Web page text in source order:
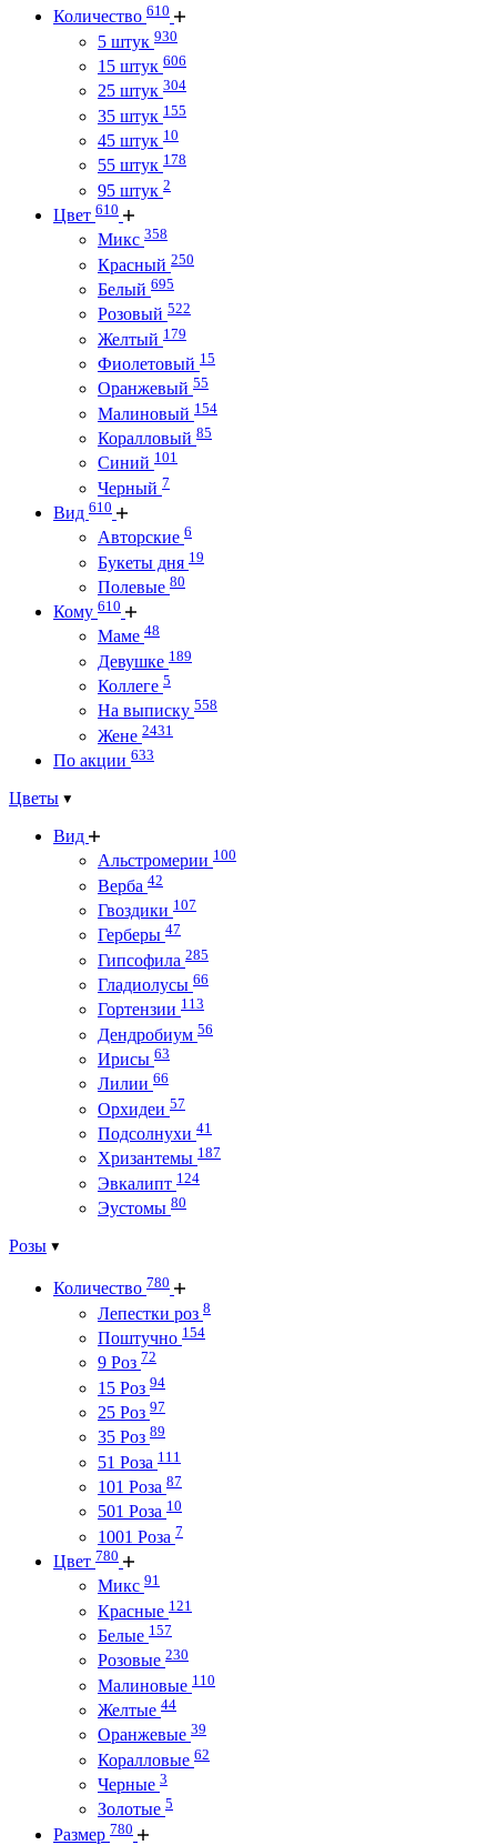
Количество 610
5 штук 930
15 штук 606
25 штук 304
35 штук 155
45 штук 10
55 штук 178
95 штук 2
Цвет 610
Микс 358
Красный 250
Белый 695
Розовый 522
Желтый 179
Фиолетовый 15
Оранжевый 55
Малиновый 154
Коралловый 85
Синий 101
Черный 7
Вид 610
Авторские 6
Букеты дня 19
Полевые 80
Кому 610
Маме 48
Девушке 189
Коллеге 5
На выписку 558
Жене 2431
По акции 633
Цветы
Вид
Альстромерии 100
Верба 42
Гвоздики 107
Герберы 47
Гипсофила 285
Гладиолусы 66
Гортензии 113
Дендробиум 56
Ирисы 63
Лилии 66
Орхидеи 57
Подсолнухи 41
Хризантемы 187
Эвкалипт 124
Эустомы 80
Розы
Количество 780
Лепестки роз 8
Поштучно 154
9 Роз 72
15 Роз 94
25 Роз 97
35 Роз 89
51 Роза 111
101 Роза 87
501 Роза 10
1001 Роза 7
Цвет 780
Микс 91
Красные 121
Белые 157
Розовые 230
Малиновые 110
Желтые 44
Оранжевые 39
Коралловые 62
Черные 3
Золотые 5
Размер 780